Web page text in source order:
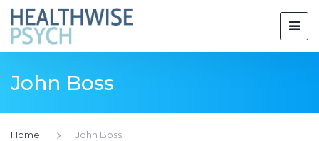
John Boss
Home John Boss